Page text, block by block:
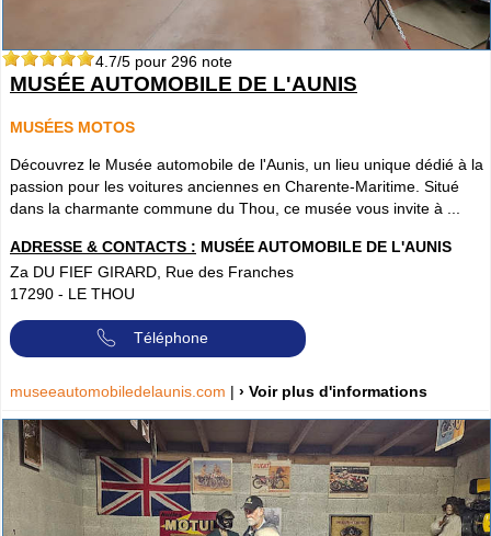
4.7/5 pour 296 note
MUSÉE AUTOMOBILE DE L'AUNIS
MUSÉES MOTOS
Découvrez le Musée automobile de l'Aunis, un lieu unique dédié à la
passion pour les voitures anciennes en Charente-Maritime. Situé
dans la charmante commune du Thou, ce musée vous invite à ...
ADRESSE & CONTACTS : MUSÉE AUTOMOBILE DE L'AUNIS
Za DU FIEF GIRARD, Rue des Franches
17290 - LE THOU
Téléphone
museeautomobiledelaunis.com | › Voir plus d'informations